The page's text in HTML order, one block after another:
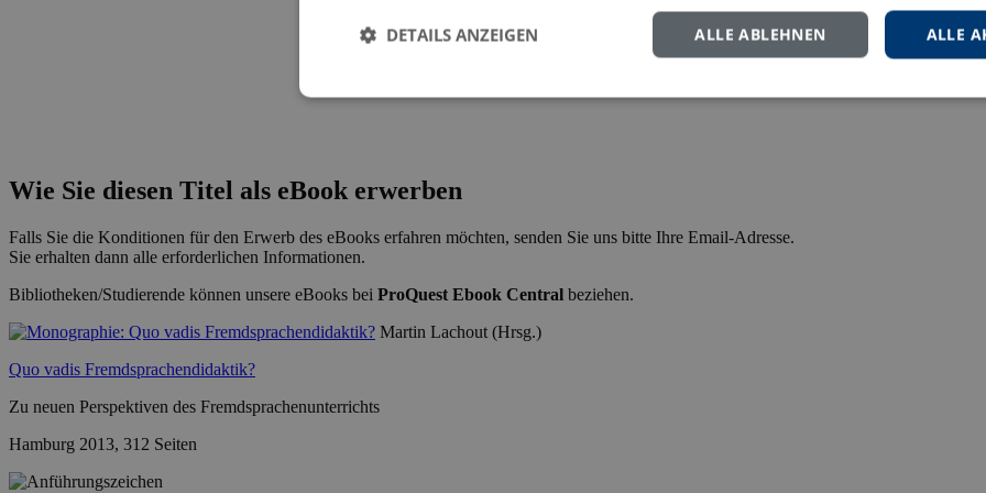
Wie Sie diesen Titel als eBook erwerben
Falls Sie die Konditionen für den Erwerb des eBooks erfahren möchten, senden Sie uns bitte Ihre Email-Adresse.
Sie erhalten dann alle erforderlichen Informationen.
Bibliotheken/Studierende können unsere eBooks bei ProQuest Ebook Central beziehen.
Martin Lachout (Hrsg.)
Quo vadis Fremdsprachendidaktik?
Zu neuen Perspektiven des Fremdsprachenunterrichts
Hamburg 2013, 312 Seiten
ALLE
ALLE ABLEHNEN
DETAILS ANZEIGEN